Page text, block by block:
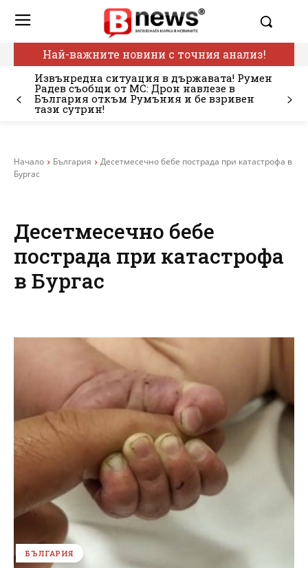
Най-важните новини с точния анализ!
Извънредна ситуация в държавата! Румен
Радев съобщи от МС: Дрон навлезе в
България откъм Румъния и бе взривен
тази сутрин!
Начало България
Десетмесечно бебе пострада при катастрофа в
Бургас
Десетмесечно бебе
пострада при катастрофа
в Бургас
БЪЛГАРИЯ